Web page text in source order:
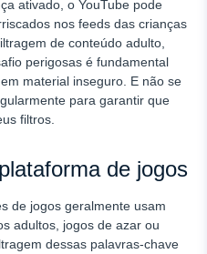
ativado, o YouTube pode
nos feeds das crianças
de conteúdo adulto,
perigosas é fundamental
material inseguro. E não se
para garantir que
filtros.
de jogos
de jogos geralmente usam
adultos, jogos de azar ou
dessas palavras-chave